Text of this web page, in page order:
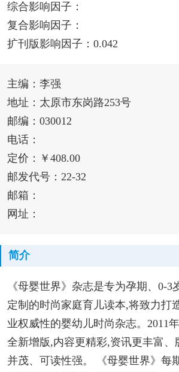
综合影响因子：
复合影响因子：
扩刊版影响因子：0.042
主编：李强
地址：太原市东岗路253号
邮编：030012
电话：
定价：￥408.00
邮发代号：22-32
邮箱：
网址：
简介
《母婴世界》杂志是专为孕期、0-3
定制的时尚家庭育儿读本,将致力打
业权威性的婴幼儿时尚杂志。2011
全新增版,内容更精彩,资讯更丰富、
并茂、可读性强。 《母婴世界》每